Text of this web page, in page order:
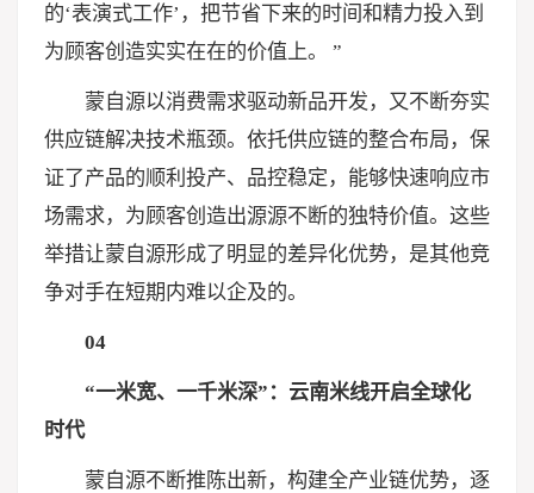
的‘表演式工作’，把节省下来的时间和精力投入到
为顾客创造实实在在的价值上。 ”
蒙自源以消费需求驱动新品开发，又不断夯实
供应链解决技术瓶颈。依托供应链的整合布局，保
证了产品的顺利投产、品控稳定，能够快速响应市
场需求，为顾客创造出源源不断的独特价值。这些
举措让蒙自源形成了明显的差异化优势，是其他竞
争对手在短期内难以企及的。
04
“一米宽、一千米深”：云南米线开启全球化
时代
蒙自源不断推陈出新，构建全产业链优势，逐